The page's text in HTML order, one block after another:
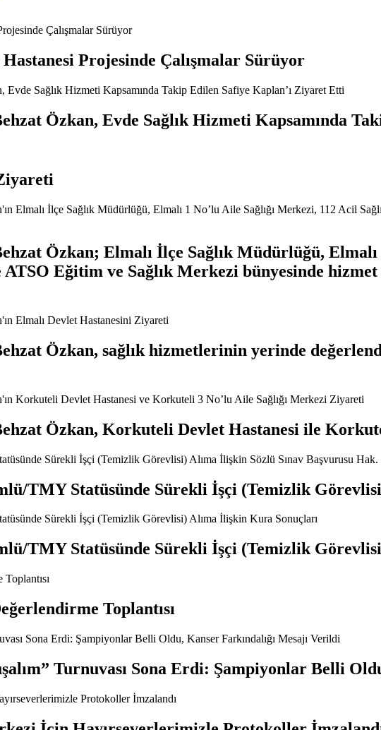
Hastanesi Projesinde Çalışmalar Sürüyor
Özkan, Evde Sağlık Hizmeti Kapsamında
Özkan; Elmalı İlçe Sağlık Müdürlüğü, Elmalı
Eğitim ve Sağlık Merkezi bünyesinde
Özkan, sağlık hizmetlerinin yerinde
Özkan, Korkuteli Devlet Hastanesi ile
TMY Statüsünde Sürekli İşçi (Temizlik
TMY Statüsünde Sürekli İşçi (Temizlik
Toplantısı
Turnuvası Sona Erdi: Şampiyonlar Belli